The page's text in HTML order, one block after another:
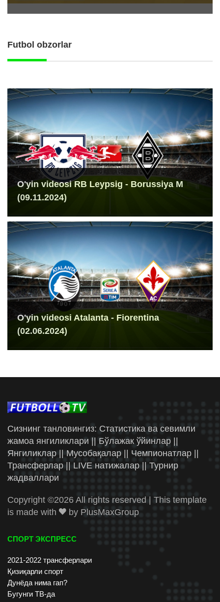
Futbol obzorlar
O'yin videosi RB Leypsig - Borussiya M
(09.11.2024)
O'yin videosi Atalanta - Fiorentina
(02.06.2024)
Сизнинг танловингиз: Статистика ва севимли
жамоа янгиликлари || Бўлажак ўйинлар ||
Янгиликлар || Мусобақалар || Чемпионатлар ||
Трансферлар || LIVE натижалар || Турнир
жадваллари
Copyright ©2026 All rights reserved | This template
is made with
by PlusMaxGroup
СПОРТ ЭКСПРЕСС
2021-2022 трансферлари
Қизиқарли спорт
Дунёда нима гап?
Бугунги ТВ-да